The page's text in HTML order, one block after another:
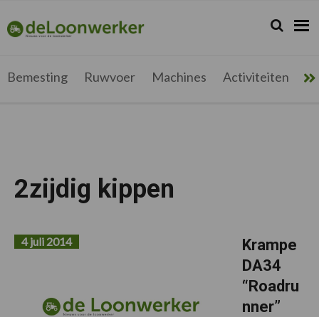
de
hoofdnavigatie
de
hoofd
de
eerste
de
voettekst
deloonwerker.be Zoeken...
Zoek
Bemesting Ruwvoer Machines Activiteiten
2zijdig kippen
Krampe
DA34
“Roadru
nner”
4 juli 2014